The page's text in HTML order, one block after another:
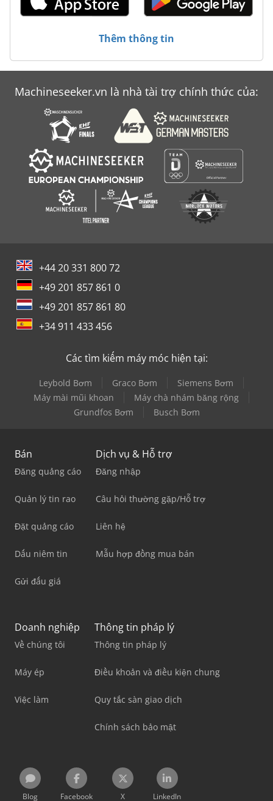
Thêm thông tin
Machineseeker.vn là nhà tài trợ chính thức của:
+44 20 331 800 72
+49 201 857 861 0
+49 201 857 861 80
+34 911 433 456
Các tìm kiếm máy móc hiện tại:
Leybold Bơm Graco Bơm
Siemens Bơm
Máy mài mũi khoan
Máy chà nhám băng rộng
Grundfos Bơm
Busch Bơm
Bán
Đăng quảng cáo
Quản lý tin rao
Đặt quảng cáo
Dấu niêm tin
Gửi đấu giá
Dịch vụ & Hỗ trợ
Đăng nhập
Câu hỏi thường gặp/Hỗ trợ
Liên hệ
Mẫu hợp đồng mua bán
Doanh nghiệp
Về chúng tôi
Máy ép
Việc làm
Thông tin pháp lý
Thông tin pháp lý
Điều khoản và điều kiện chung
Quy tắc sàn giao dịch
Chính sách bảo mật
Blog Facebook X LinkedIn